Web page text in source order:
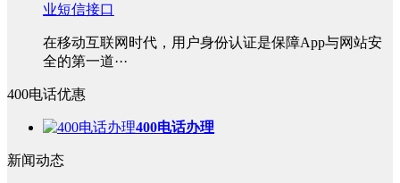
业短信接口
在移动互联网时代，用户身份认证是保障App与网站安
全的第一道···
400电话优惠
400电话办理
新闻动态